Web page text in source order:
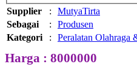
Supplier :
MutyaTirta
Sebagai
:
Produsen
Kategori
: Peralatan Olahraga
Harga : 8000000